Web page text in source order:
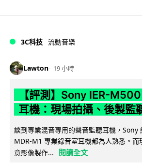
3C科技 流動音樂
Lawton 19 小時
【評測】Sony IER-
耳機：現場拍攝、後製監
談到專業混音專用的聲音監聽耳機，Sony
MDR-M1 專業錄音室耳機都為人熟悉。而
意影像製作...
閱讀全文